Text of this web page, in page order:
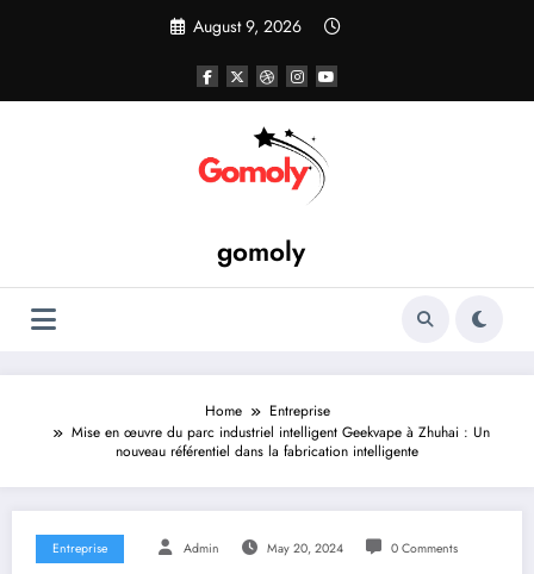
August 9, 2026
gomoly
Home
Entreprise
Mise en œuvre du parc industriel intelligent Geekvape à Zhuhai : Un
nouveau référentiel dans la fabrication intelligente
Entreprise Admin May 20, 2024 0 Comments